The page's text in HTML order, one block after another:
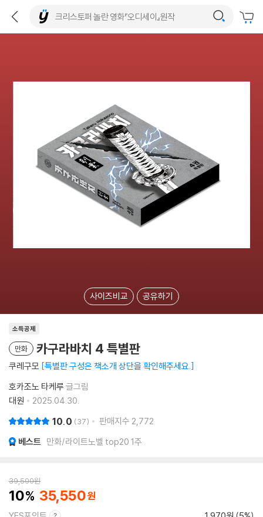
사이즈비교 공유하기
소득공제
만화 카구라바치 4 특별판
쿠레구모 특별판 구성은 책소개 상단을 확인해주세요.
호카조노 타케루 글그림
대원
2025.04.30.
10.0 37 판매지수 2,772
베스트 만화/라이트노벨 top20 1주
39,500원
10 35,550